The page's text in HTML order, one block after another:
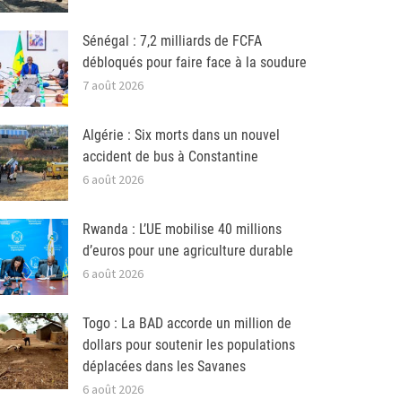
Sénégal : 7,2 milliards de FCFA
débloqués pour faire face à la soudure
7 août 2026
Algérie : Six morts dans un nouvel
accident de bus à Constantine
6 août 2026
Rwanda : L’UE mobilise 40 millions
d’euros pour une agriculture durable
6 août 2026
Togo : La BAD accorde un million de
dollars pour soutenir les populations
déplacées dans les Savanes
6 août 2026